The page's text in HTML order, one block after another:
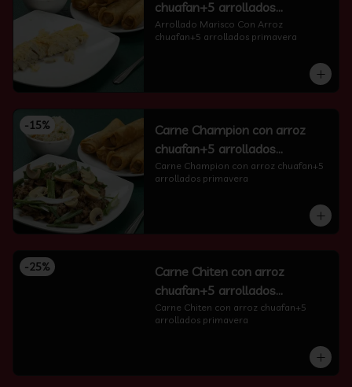
chuafan+5 arrollados
primavera
Arrollado Marisco Con Arroz
chuafan+5 arrollados primavera
-15%
Carne Champion con arroz
chuafan+5 arrollados
primavera
Carne Champion con arroz chuafan+5
arrollados primavera
-25%
Carne Chiten con arroz
chuafan+5 arrollados
primavera
Carne Chiten con arroz chuafan+5
arrollados primavera